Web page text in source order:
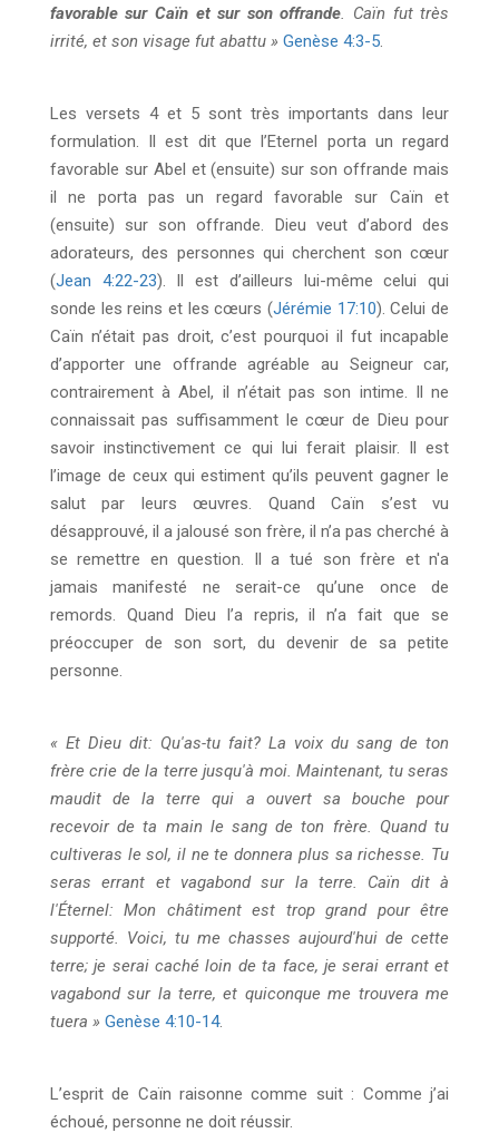
favorable sur Caïn et sur son offrande. Caïn fut très
irrité, et son visage fut abattu » Genèse 4:3-5.
Les versets 4 et 5 sont très importants dans leur
formulation. Il est dit que l’Eternel porta un regard
favorable sur Abel et (ensuite) sur son offrande mais
il ne porta pas un regard favorable sur Caïn et
(ensuite) sur son offrande. Dieu veut d’abord des
adorateurs, des personnes qui cherchent son cœur
(Jean 4:22-23). Il est d’ailleurs lui-même celui qui
sonde les reins et les cœurs (Jérémie 17:10). Celui de
Caïn n’était pas droit, c’est pourquoi il fut incapable
d’apporter une offrande agréable au Seigneur car,
contrairement à Abel, il n’était pas son intime. Il ne
connaissait pas suffisamment le cœur de Dieu pour
savoir instinctivement ce qui lui ferait plaisir. Il est
l’image de ceux qui estiment qu’ils peuvent gagner le
salut par leurs œuvres. Quand Caïn s’est vu
désapprouvé, il a jalousé son frère, il n’a pas cherché à
se remettre en question. Il a tué son frère et n'a
jamais manifesté ne serait-ce qu’une once de
remords. Quand Dieu l’a repris, il n’a fait que se
préoccuper de son sort, du devenir de sa petite
personne.
« Et Dieu dit: Qu'as-tu fait? La voix du sang de ton
frère crie de la terre jusqu'à moi. Maintenant, tu seras
maudit de la terre qui a ouvert sa bouche pour
recevoir de ta main le sang de ton frère. Quand tu
cultiveras le sol, il ne te donnera plus sa richesse. Tu
seras errant et vagabond sur la terre. Caïn dit à
l'Éternel: Mon châtiment est trop grand pour être
supporté. Voici, tu me chasses aujourd'hui de cette
terre; je serai caché loin de ta face, je serai errant et
vagabond sur la terre, et quiconque me trouvera me
tuera » Genèse 4:10-14.
L’esprit de Caïn raisonne comme suit : Comme j’ai
échoué, personne ne doit réussir.